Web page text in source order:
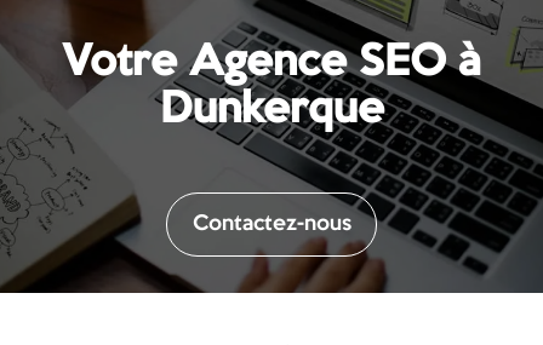
Votre Agence SEO à
Dunkerque
Contactez-nous